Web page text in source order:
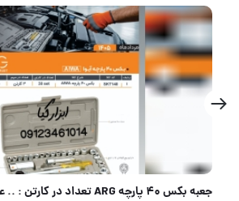
الماس شیشه بری